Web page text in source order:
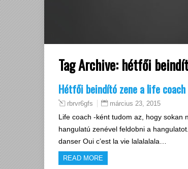
Tag Archive: hétfői
Hétfői beindító zene a life coach
rbrvr6gfs március 23, 2015
Life coach -ként tudom az, hogy sokan
hangulatú zenével feldobni a
danser Oui c’est la vie lalalalala…
READ MORE